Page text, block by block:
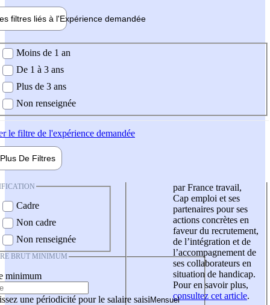
filtres liés à l'Expérience demandée
demandée
Moins de 1 an
De 1 à 3 ans
Plus de 3 ans
Non renseignée
le filtre de l'expérience demandée
Plus De Filtres
Cadre
Non cadre
Non renseignée
BRUT MINIMUM
minimum
une périodicité pour le salaire saisi
par France travail,
Cap emploi et ses
partenaires pour ses
actions concrètes en
faveur du recrutement,
de l’intégration et de
l’accompagnement de
ses collaborateurs en
situation de handicap.
Pour en savoir plus,
consultez cet article.